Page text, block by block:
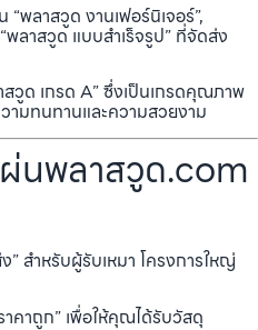
“พลาสวูด งานเฟอร์นิเจอร์”,
ลาสวูด แบบสำเร็จรูป” ที่จัดส่ง
สวูด เกรด A” ซึ่งเป็นเกรดคุณภาพ
ามทนทานและความสวยงาม
นพลาสวูด.com
สำหรับผู้รับเหมา โครงการใหญ่
คาถูก” เพื่อให้คุณได้รับวัสดุ